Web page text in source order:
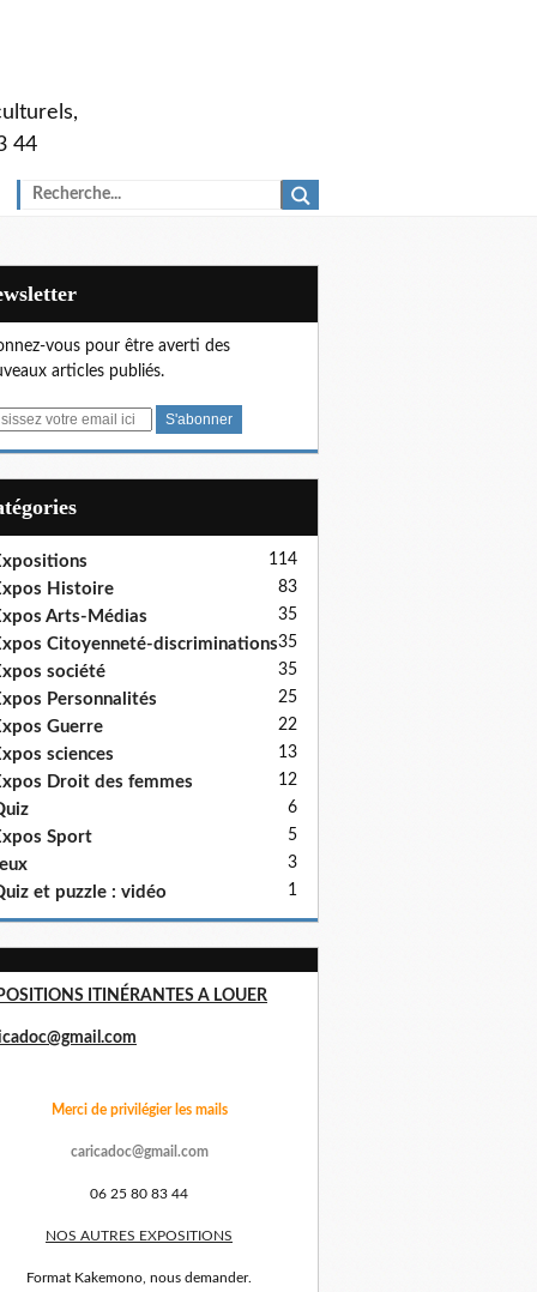
44
vous pour être averti des
articles publiés.
114
Histoire 83
Arts-Médias 35
Citoyenneté-discriminations35
société 35
Personnalités 25
Guerre 22
sciences 13
Droit des femmes 12
6
Sport 5
3
et puzzle : vidéo 1
ITINÉRANTES A LOUER
Merci de privilégier les mails
caricadoc@gmail.com
06 25 80 83 44
NOS AUTRES EXPOSITIONS
Format Kakemono, nous demander.